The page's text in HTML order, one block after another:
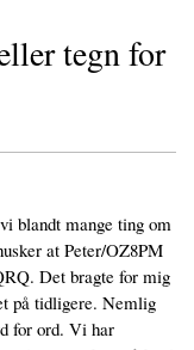
tegn for
blandt mange ting om
at Peter/OZ8PM
Det bragte for mig
på tidligere. Nemlig
for ord. Vi har